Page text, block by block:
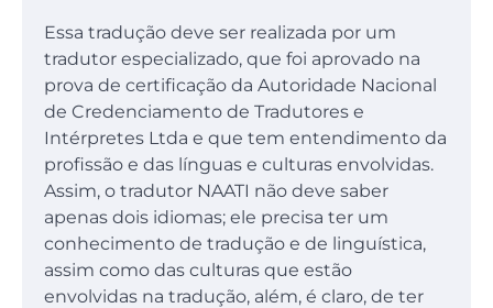
Essa tradução deve ser realizada por um
tradutor especializado, que foi aprovado na
prova de certificação da Autoridade Nacional
de Credenciamento de Tradutores e
Intérpretes Ltda e que tem entendimento da
profissão e das línguas e culturas envolvidas.
Assim, o tradutor NAATI não deve saber
apenas dois idiomas; ele precisa ter um
conhecimento de tradução e de linguística,
assim como das culturas que estão
envolvidas na tradução, além, é claro, de ter